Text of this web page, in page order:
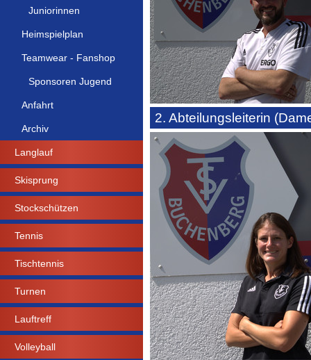
Juniorinnen
Heimspielplan
Teamwear - Fanshop
Sponsoren Jugend
Anfahrt
Archiv
Langlauf
Skisprung
Stockschützen
Tennis
Tischtennis
Turnen
Lauftreff
Volleyball
2. Abteilungsleiterin